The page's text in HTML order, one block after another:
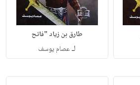
طارق بن زياد "فاتح
لـعصام يوسف